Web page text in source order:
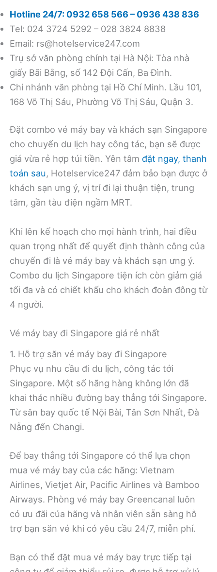
Hotline 24/7: 0932 658 566 – 0936 438 836
Tel: 024 3724 5292 – 028 3824 8838
Email: rs@hotelservice247.com
Trụ sở văn phòng chính tại Hà Nội: Tòa nhà
giấy Bãi Bằng, số 142 Đội Cấn, Ba Đình.
Chi nhánh văn phòng tại Hồ Chí Minh. Lầu 101,
168 Võ Thị Sáu, Phường Võ Thị Sáu, Quận 3.
Đặt combo vé máy bay và khách sạn Singapore
cho chuyến du lịch hay công tác, bạn sẽ được
giá vừa rẻ hợp túi tiền. Yên tâm đặt ngay, thanh
toán sau, Hotelservice247 đảm bảo bạn được ở
khách sạn ưng ý, vị trí đi lại thuận tiện, trung
tâm, gần tàu điện ngầm MRT.
Khi lên kế hoạch cho mọi hành trình, hai điều
quan trọng nhất để quyết định thành công của
chuyến đi là vé máy bay và khách sạn ưng ý.
Combo du lịch Singapore tiện ích còn giảm giá
tối đa và có chiết khấu cho khách đoàn đông từ
4 người.
Vé máy bay đi Singapore giá rẻ nhất
1. Hỗ trợ săn vé máy bay đi Singapore
Phục vụ nhu cầu đi du lịch, công tác tới
Singapore. Một số hãng hàng không lớn đã
khai thác nhiều đường bay thẳng tới Singapore.
Từ sân bay quốc tế Nội Bài, Tân Sơn Nhất, Đà
Nẵng đến Changi.
Để bay thẳng tới Singapore có thể lựa chọn
mua vé máy bay của các hãng: Vietnam
Airlines, Vietjet Air, Pacific Airlines và Bamboo
Airways. Phòng vé máy bay Greencanal luôn
có ưu đãi của hãng và nhân viên sẵn sàng hỗ
trợ bạn săn vé khi có yêu cầu 24/7, miễn phí.
Bạn có thể đặt mua vé máy bay trực tiếp tại